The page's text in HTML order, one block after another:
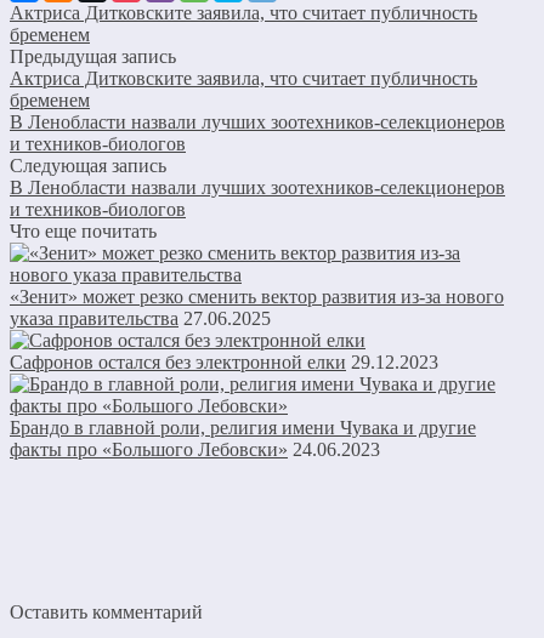
Актриса Дитковските заявила, что считает публичность
бременем
Предыдущая запись
Актриса Дитковските заявила, что считает публичность
бременем
В Ленобласти назвали лучших зоотехников-селекционеров
и техников-биологов
Следующая запись
В Ленобласти назвали лучших зоотехников-селекционеров
и техников-биологов
Что еще почитать
«Зенит» может резко сменить вектор развития из-за нового
указа правительства 27.06.2025
Сафронов остался без электронной елки 29.12.2023
Брандо в главной роли, религия имени Чувака и другие
факты про «Большого Лебовски» 24.06.2023
Оставить комментарий